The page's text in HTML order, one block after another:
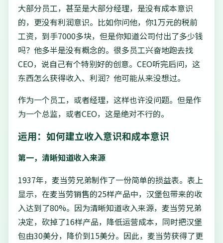
大部分员工，甚至是大部分经理，是没有成本意识
的，更没有利润意识。比如你问他，你1万元的税前
工资，到手7000多块，但是你知道公司付出了多少钱
吗？他多半是没有概念的。很多员工兴奋地跑去找
CEO，说自己有个特别好的创意。CEO听完后问，这
东西怎么获得收入、利润？他可能从来没想过。
作为一个员工，或者经理，这样也许没问题。但是作
为一个总监，或者CEO，这是绝对不行的。
运用：如何建立收入意识和成本意识
第一，清晰知道收入来源
1937年，麦当劳兄弟制作了一份简单的损益表。表上
显示，在麦当劳销售的25样产品中，汉堡包带来的收
入达到了80%。因为清晰知道收入来源，麦当劳兄弟
决定，砍掉了16样产品，降低运营成本，同时把汉堡
包由30美分，降价到15美分。因此，麦当劳获得了更